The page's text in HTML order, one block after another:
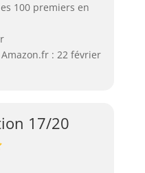
100 premiers en
: 22 février
17/20